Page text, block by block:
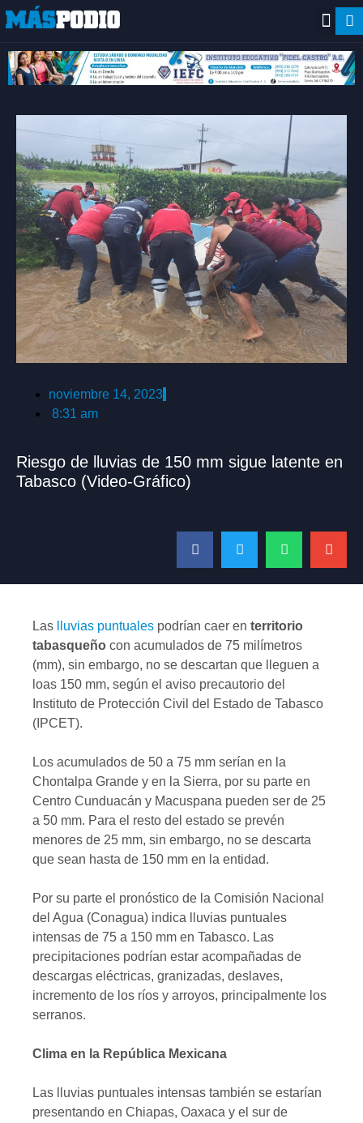
noviembre 14, 2023
8:31 am
Riesgo de lluvias de 150 mm sigue latente en
Tabasco (Video-Gráfico)
Las lluvias puntuales podrían caer en territorio
tabasqueño con acumulados de 75 milímetros
(mm), sin embargo, no se descartan que lleguen a
loas 150 mm, según el aviso precautorio del
Instituto de Protección Civil del Estado de Tabasco
(IPCET).
Los acumulados de 50 a 75 mm serían en la
Chontalpa Grande y en la Sierra, por su parte en
Centro Cunduacán y Macuspana pueden ser de 25
a 50 mm. Para el resto del estado se prevén
menores de 25 mm, sin embargo, no se descarta
que sean hasta de 150 mm en la entidad.
Por su parte el pronóstico de la Comisión Nacional
del Agua (Conagua) indica lluvias puntuales
intensas de 75 a 150 mm en Tabasco. Las
precipitaciones podrían estar acompañadas de
descargas eléctricas, granizadas, deslaves,
incremento de los ríos y arroyos, principalmente los
serranos.
Clima en la República Mexicana
Las lluvias puntuales intensas también se estarían
presentando en Chiapas, Oaxaca y el sur de